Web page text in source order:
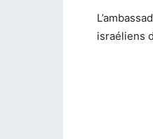
israéliens